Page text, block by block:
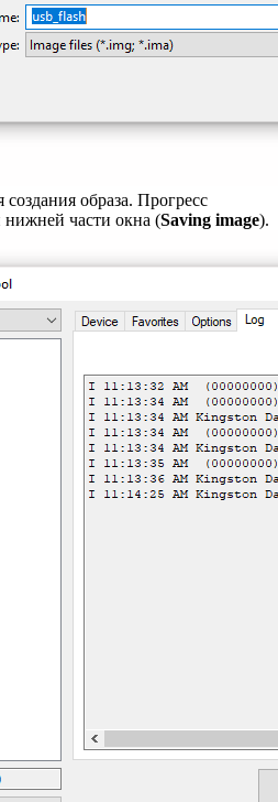
образа. Прогресс
нижней части окна (Saving image).